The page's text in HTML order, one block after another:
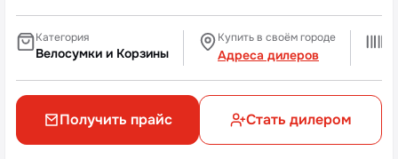
Категория
Велосумки и Корзины
Купить в своём городе
Адреса дилеров
Получить прайс Стать дилером